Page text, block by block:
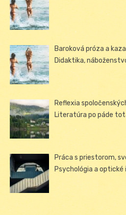
Baroková próza a
Didaktika,
Reflexia
Literatúra po páde
Práca s priestorom,
Psychológia a optické